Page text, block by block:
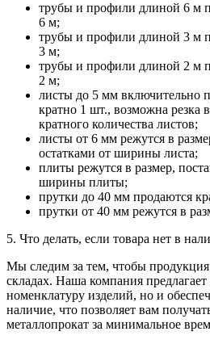
трубы и профили длиной 6 м
6 м;
трубы и профили длиной 3 м
3 м;
трубы и профили длиной 2 м
2 м;
листы до 5 мм включительно
кратно 1 шт., возможна резка
кратного количества листов;
листы от 6 мм режутся в
остатками от ширины листа;
плиты режутся в размер,
ширины плиты;
прутки до 40 мм продаются
прутки от 40 мм режутся в
5. Что делать, если товара нет в
Мы следим за тем, чтобы
складах. Наша компания
номенклатуру изделий, но и
наличие, что позволяет вам
металлопрокат за минимальное